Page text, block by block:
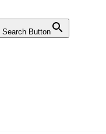
Search Button